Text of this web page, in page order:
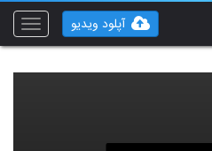
Toggle
آپلود ویدیو